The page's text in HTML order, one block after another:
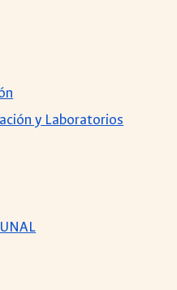
y Laboratorios